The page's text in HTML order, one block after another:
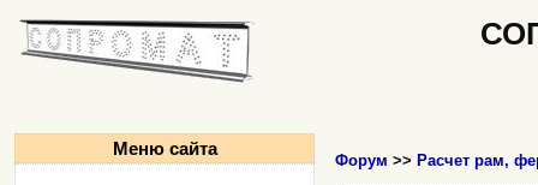
Меню сайта
Форум >> Расчет рам,